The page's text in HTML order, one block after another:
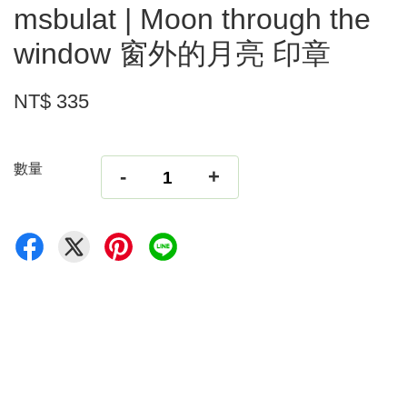
msbulat | Moon through the
window 窗外的月亮 印章
NT$ 335
數量 - +